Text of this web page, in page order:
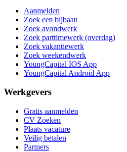
Aanmelden
Zoek een bijbaan
Zoek avondwerk
Zoek parttimewerk (overdag)
Zoek vakantiewerk
Zoek weekendwerk
YoungCapital IOS App
YoungCapital Android App
Werkgevers
Gratis aanmelden
CV Zoeken
Plaats vacature
Veilig betalen
Partners